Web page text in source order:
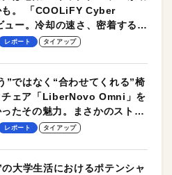
も。 「COOLiFY Cyber
ー。冷却の速さ、密着する冷
シンプルな操作性がグッド！
レポート タイアップ
”ではなく“合わせてくれる”椅
チェア「LiberNovo Omni」を
たその魅力。まさかのストレ
載
レポート タイアップ
大学生活におけるポテンシャ